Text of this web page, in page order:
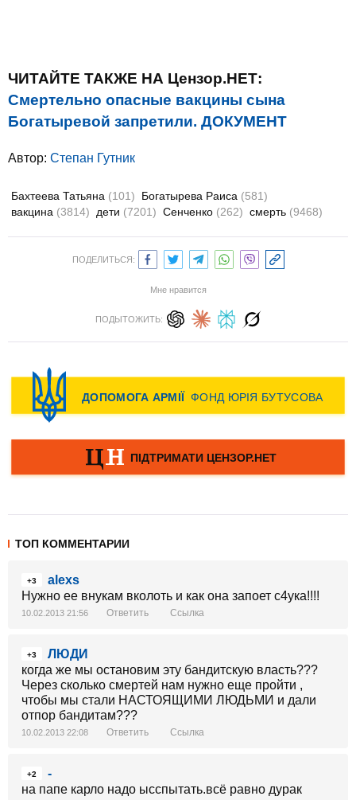
ЧИТАЙТЕ ТАКЖЕ НА Цензор.НЕТ:
Смертельно опасные вакцины сына
Богатыревой запретили. ДОКУМЕНТ
Автор: Степан Гутник
Бахтеева Татьяна (101) Богатырева Раиса (581)
вакцина (3814) дети (7201) Сенченко (262) смерть (9468)
ПОДЕЛИТЬСЯ:
Мне нравится
ПОДЫТОЖИТЬ:
ТОП КОММЕНТАРИИ
+3
alexs
Нужно ее внукам вколоть и как она запоет с4ука!!!!
10.02.2013 21:56 Ответить Ссылка
+3
ЛЮДИ
когда же мы остановим эту бандитскую власть???
Через сколько смертей нам нужно еще пройти ,
чтобы мы стали НАСТОЯЩИМИ ЛЮДЬМИ и дали
отпор бандитам???
10.02.2013 22:08 Ответить Ссылка
+2
-
на папе карло надо ысспытать.всё равно дурак